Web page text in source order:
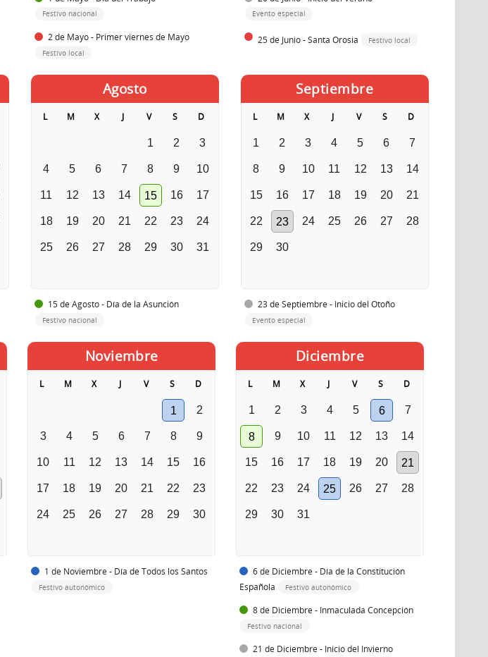
Festivo nacional
2 de Mayo - Primer viernes de Mayo
Festivo local
Evento especial
25 de Junio - Santa Orosia Festivo local
Agosto
L M X J V S D
1 2 3
4 5 6 7 8 9 10
11 12 13 14 15 16 17
18 19 20 21 22 23 24
25 26 27 28 29 30 31
15 de Agosto - Día de la Asunción
Festivo nacional
Septiembre
L M X J V S D
1 2 3 4 5 6 7
8 9 10 11 12 13 14
15 16 17 18 19 20 21
22 23 24 25 26 27 28
29 30
23 de Septiembre - Inicio del Otoño
Evento especial
Noviembre
L M X J V S D
1 2
3 4 5 6 7 8 9
10 11 12 13 14 15 16
17 18 19 20 21 22 23
24 25 26 27 28 29 30
1 de Noviembre - Día de Todos los Santos
Festivo autonómico
Diciembre
L M X J V S D
1 2 3 4 5 6 7
8 9 10 11 12 13 14
15 16 17 18 19 20 21
22 23 24 25 26 27 28
29 30 31
6 de Diciembre - Día de la Constitución
Española
Festivo autonómico
8 de Diciembre - Inmaculada Concepción
Festivo nacional
21 de Diciembre - Inicio del Invierno